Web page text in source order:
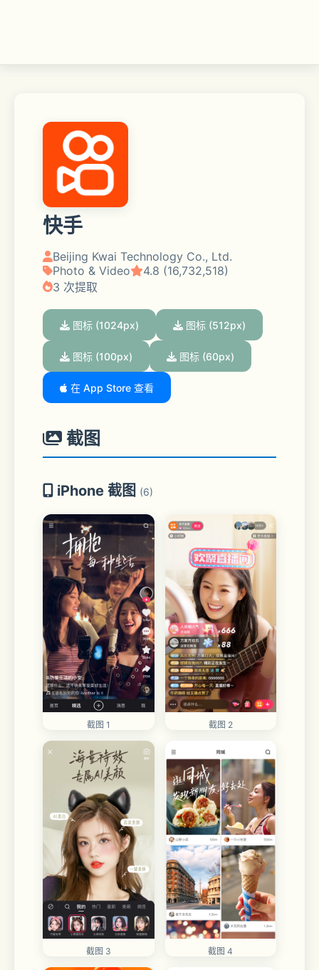
快手
Beijing Kwai Technology Co., Ltd.
Photo & Video
4.8 (16,732,518)
3 次提取
图标 (1024px) 图标 (512px)
图标 (100px) 图标 (60px)
在 App Store 查看
截图
iPhone 截图 (6)
截图 1 截图 2
截图 3 截图 4